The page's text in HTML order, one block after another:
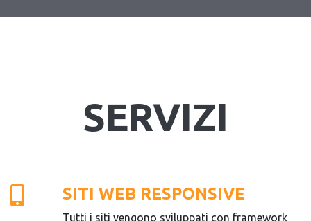
SERVIZI
SITI WEB RESPONSIVE
Tutti i siti vengono sviluppati con framework